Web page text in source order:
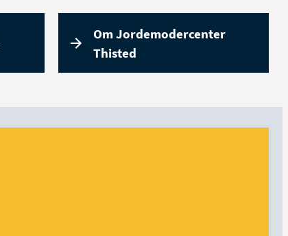
Om Jordemodercenter
Thisted